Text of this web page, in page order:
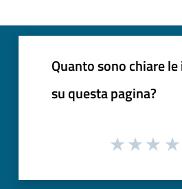
Quanto sono chiare
su questa pagina?